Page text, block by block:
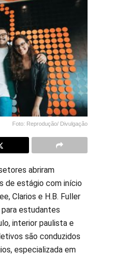
Foto: Reprodução/ Divulgação
abriram
de estágio com início
Clarios e H.B. Fuller
estudantes
interior paulista e
são conduzidos
especializada em